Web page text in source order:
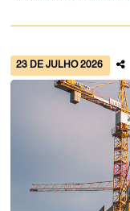
23 DE JULHO 2026